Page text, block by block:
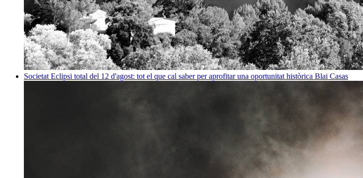
Societat Eclipsi total del 12 d'agost: tot el que cal saber per aprofitar una oportunitat històrica Blai Casas